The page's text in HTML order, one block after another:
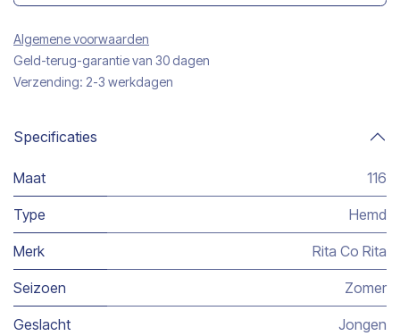
Algemene voorwaarden
Geld-terug-garantie van 30 dagen
Verzending: 2-3 werkdagen
Specificaties
Maat 116
Type Hemd
Merk Rita Co Rita
Seizoen Zomer
Geslacht Jongen